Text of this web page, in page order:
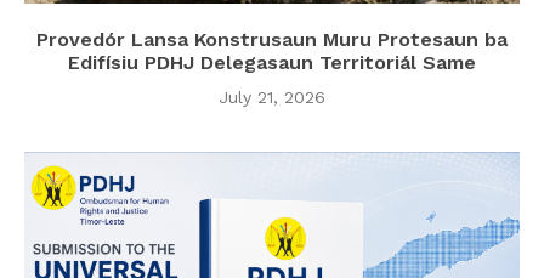
Provedór Lansa Konstrusaun Muru Protesaun ba
Edifísiu PDHJ Delegasaun Territoriál Same
July 21, 2026